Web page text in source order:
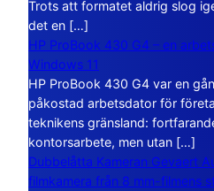
Trots att formatet aldrig slog
det en […]
HP ProBook 430 G4 – en
Windows 11
HP ProBook 430 G4 var en
påkostad arbetsdator för
teknikens gränsland:
kontorsarbete, men utan […]
Dubbelåtta Kameran Gevaert
filmkamera från 8 mm-filmens